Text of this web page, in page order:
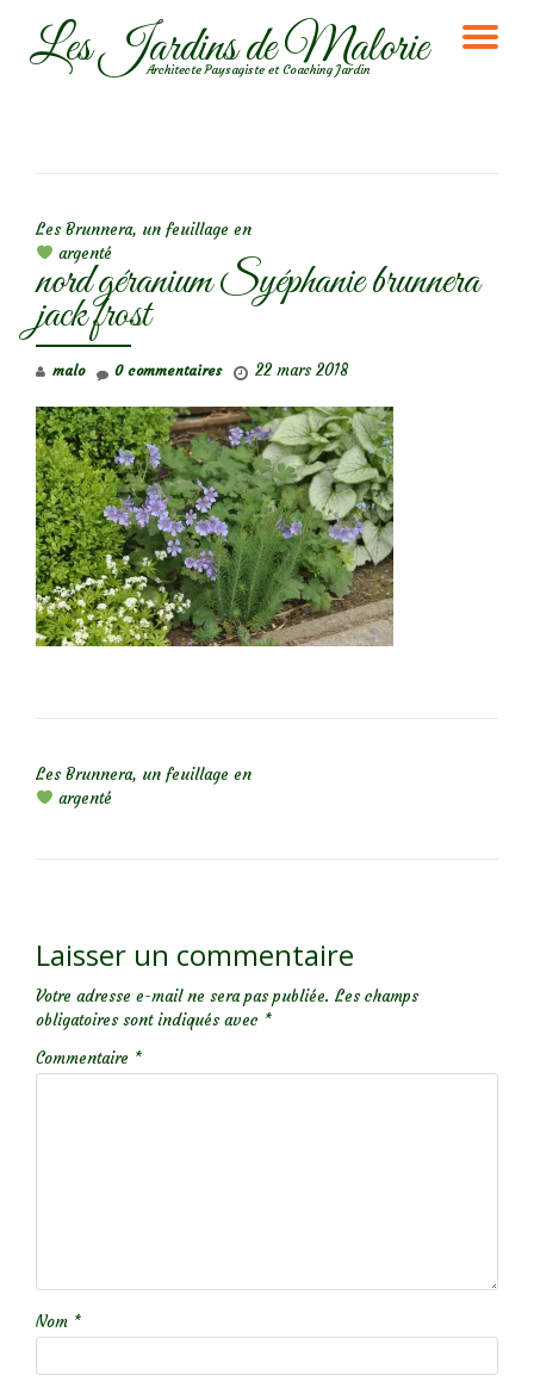
AllerLes Jardins de Malorie
Architecte Paysagiste et Coaching Jardin
Les Brunnera, un feuillage en
argenté
nord géranium Syéphanie brunnera
jack frost
malo 22 mars 2018
0 commentaires
Les Brunnera, un feuillage en
argenté
Laisser un commentaire
Votre adresse e-mail ne sera pas publiée. Les champs
obligatoires sont indiqués avec *
Commentaire *
Nom *